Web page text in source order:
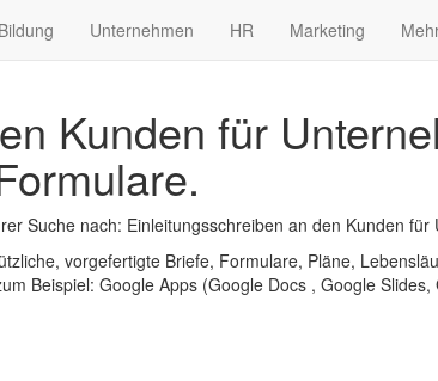
Bildung Unternehmen HR Marketing
Kunden für
Suche nach: Einleitungsschreiben an den Kunden für
vorgefertigte Briefe, Formulare, Pläne,
Beispiel: Google Apps (Google Docs , Google